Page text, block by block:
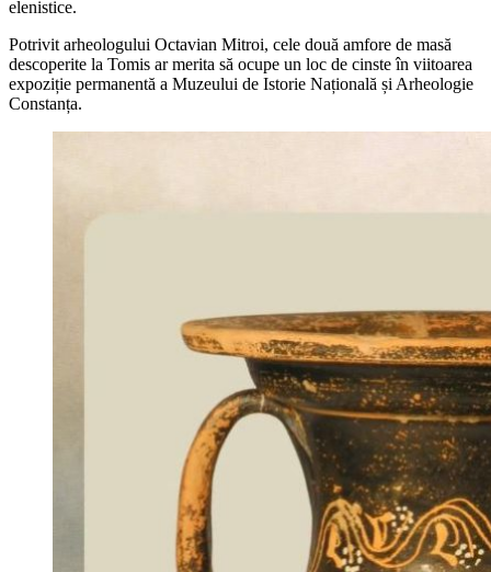
elenistice.
Potrivit arheologului Octavian Mitroi, cele două amfore de masă
descoperite la Tomis ar merita să ocupe un loc de cinste în viitoarea
expoziție permanentă a Muzeului de Istorie Națională și Arheologie
Constanța.